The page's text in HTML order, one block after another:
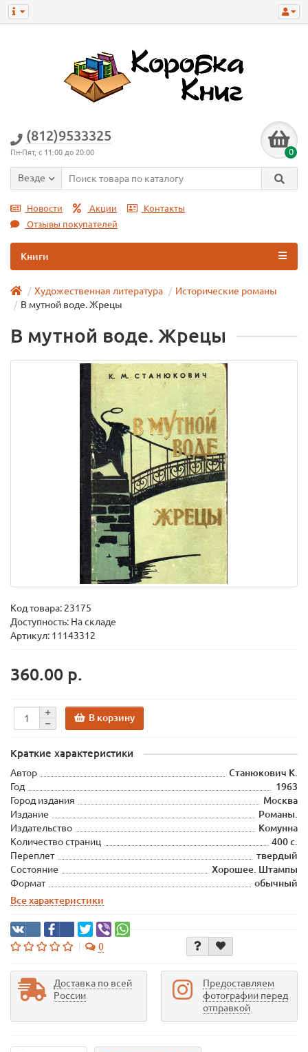
(812)9533325
Пн-Пят, с 11:00 до 20:00 0
Везде
Новости Акции
Контакты
Отзывы покупателей
Книги
Художественная литература
Исторические романы
В мутной воде. Жрецы
В мутной воде. Жрецы
Код товара: 23175
Доступность: На складе
Артикул: 11143312
360.00 р.
В корзину
Краткие характеристики
Автор
Станюкович К.
Год
1963
Город издания
Москва
Издание
Романы.
Издательство
Комунна
Количество страниц
400 с.
Переплет
твердый
Состояние
Хорошее. Штампы
Формат
обычный
Все характеристики
0
Доставка по всей
России
Предоставляем
фотографии перед
отправкой